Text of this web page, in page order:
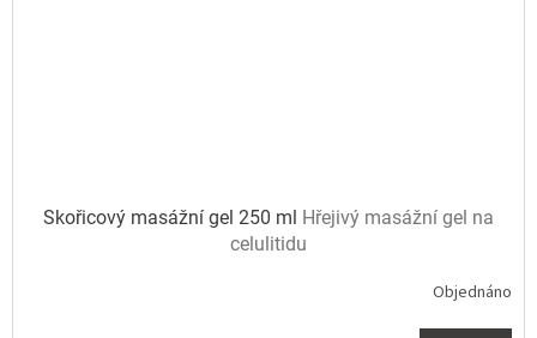
Skořicový masážní gel 250 ml Hřejivý masážní gel na
celulitidu
Objednáno